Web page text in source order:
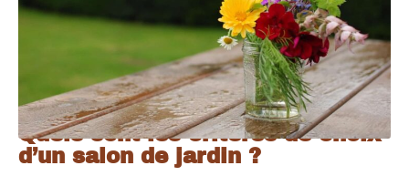
Quels sont les critères de choix
d’un salon de jardin ?